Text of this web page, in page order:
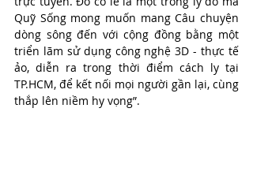
Quỹ Sống mong muốn mang Câu chuyện
dòng sông đến với cộng đồng bằng một
triển lãm sử dụng công nghệ 3D - thực tế
ảo, diễn ra trong thời điểm cách ly tại
TP.HCM, để kết nối mọi người gần lại, cùng
thắp lên niềm hy vọng”.